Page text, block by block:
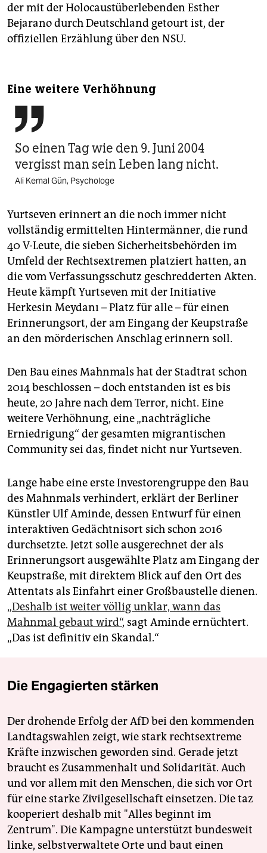
der mit der Holocaustüberlebenden Esther
Bejarano durch Deutschland getourt ist, der
offiziellen Erzählung über den NSU.
Eine weitere Verhöhnung

So einen Tag wie den 9. Juni 2004
vergisst man sein Leben lang nicht.
Ali Kemal Gün, Psychologe
Yurtseven erinnert an die noch immer nicht
vollständig ermittelten Hintermänner, die rund
40 V-Leute, die sieben Sicherheitsbehörden im
Umfeld der Rechtsextremen platziert hatten, an
die vom Verfassungsschutz geschredderten Akten.
Heute kämpft Yurtseven mit der Ini­tia­tive
Herkesin Meydanı – Platz für alle – für einen
Erinnerungsort, der am Eingang der Keupstraße
an den mörderischen Anschlag erinnern soll.
Den Bau eines Mahnmals hat der Stadtrat schon
2014 beschlossen – doch entstanden ist es bis
heute, 20 Jahre nach dem Terror, nicht. Eine
weitere Verhöhnung, eine „nachträgliche
Erniedrigung“ der gesamten migrantischen
Community sei das, findet nicht nur Yurtseven.
Lange habe eine erste Investorengruppe den Bau
des Mahnmals verhindert, erklärt der Berliner
Künstler Ulf Aminde, dessen Entwurf für einen
interaktiven Gedächtnisort sich schon 2016
durchsetzte. Jetzt solle ausgerechnet der als
Erinnerungsort ausgewählte Platz am Eingang der
Keupstraße, mit direktem Blick auf den Ort des
Attentats als Einfahrt einer Großbaustelle dienen.
„Deshalb ist weiter völlig unklar, wann das
Mahnmal gebaut wird“, sagt Aminde ernüchtert.
„Das ist definitiv ein Skandal.“
Die Engagierten stärken
Der drohende Erfolg der AfD bei den kommenden
Landtagswahlen zeigt, wie stark rechtsextreme
Kräfte inzwischen geworden sind. Gerade jetzt
braucht es Zusammenhalt und Solidarität. Auch
und vor allem mit den Menschen, die sich vor Ort
für eine starke Zivilgesellschaft einsetzen. Die taz
kooperiert deshalb mit "Alles beginnt im
Zentrum". Die Kampagne unterstützt bundesweit
linke, selbstverwaltete Orte und baut einen